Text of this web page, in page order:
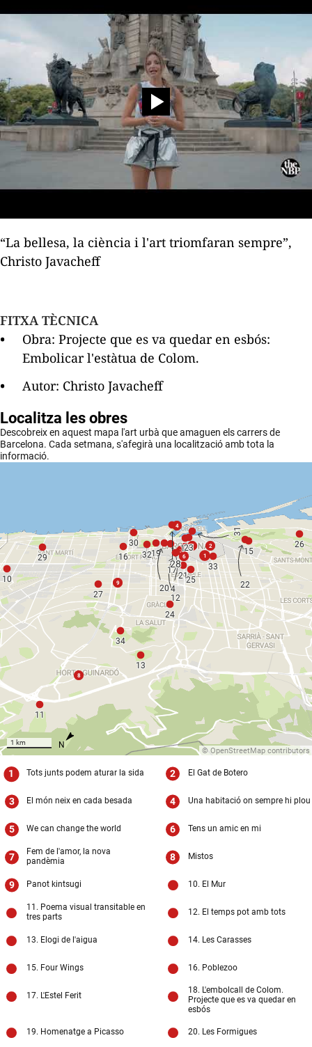
“La bellesa, la ciència i l'art triomfaran sempre”,
Christo Javacheff
FITXA TÈCNICA
Obra: Projecte que es va quedar en esbós:
Embolicar l'estàtua de Colom.
Autor: Christo Javacheff